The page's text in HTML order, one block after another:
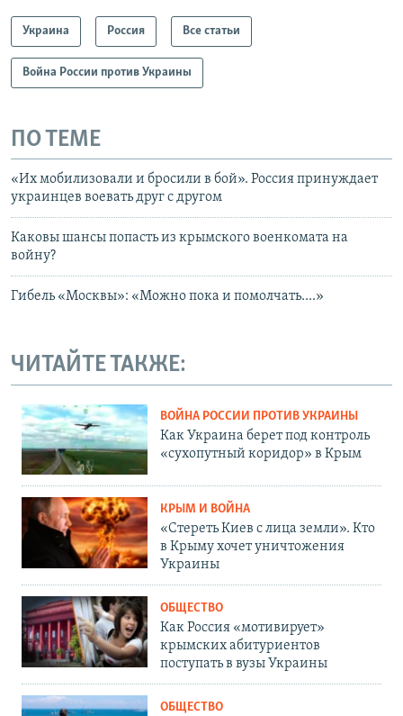
Украина Россия Все статьи
Война России против Украины
ПО ТЕМЕ
«Их мобилизовали и бросили в бой». Россия принуждает
украинцев воевать друг с другом
Каковы шансы попасть из крымского военкомата на
войну?
Гибель «Москвы»: «Можно пока и помолчать....»
ЧИТАЙТЕ ТАКЖЕ:
ВОЙНА РОССИИ ПРОТИВ УКРАИНЫ
Как Украина берет под контроль
«сухопутный коридор» в Крым
КРЫМ И ВОЙНА
«Стереть Киев с лица земли». Кто
в Крыму хочет уничтожения
Украины
ОБЩЕСТВО
Как Россия «мотивирует»
крымских абитуриентов
поступать в вузы Украины
ОБЩЕСТВО